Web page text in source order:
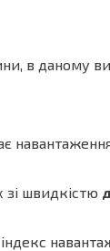
в даному
зі швидкістю